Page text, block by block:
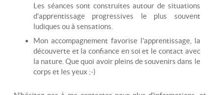
Les séances sont construites autour de situations
d’apprentissage progressives le plus souvent
ludiques ou à sensations.
Mon accompagnement favorise l'apprentissage, la
découverte et la confiance en soi et le contact avec
la nature. Que quoi avoir pleins de souvenirs dans le
corps et les yeux ;-)